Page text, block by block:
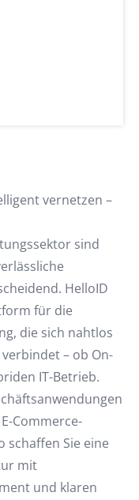
vernetzen –
sind
HelloID
für die
die sich nahtlos
– ob On-
IT-Betrieb.
Commerce-
schaffen Sie eine
mit
und klaren